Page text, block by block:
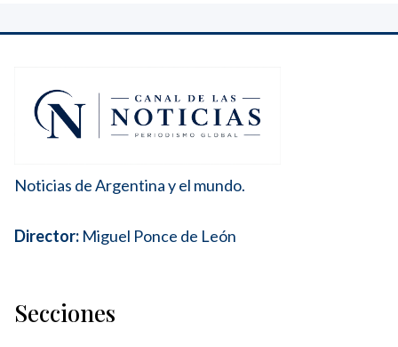
Noticias de Argentina y el mundo.
Director: Miguel Ponce de León
Secciones